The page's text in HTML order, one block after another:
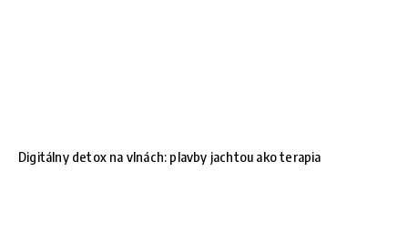
Digitálny detox na vlnách: plavby jachtou ako terapia